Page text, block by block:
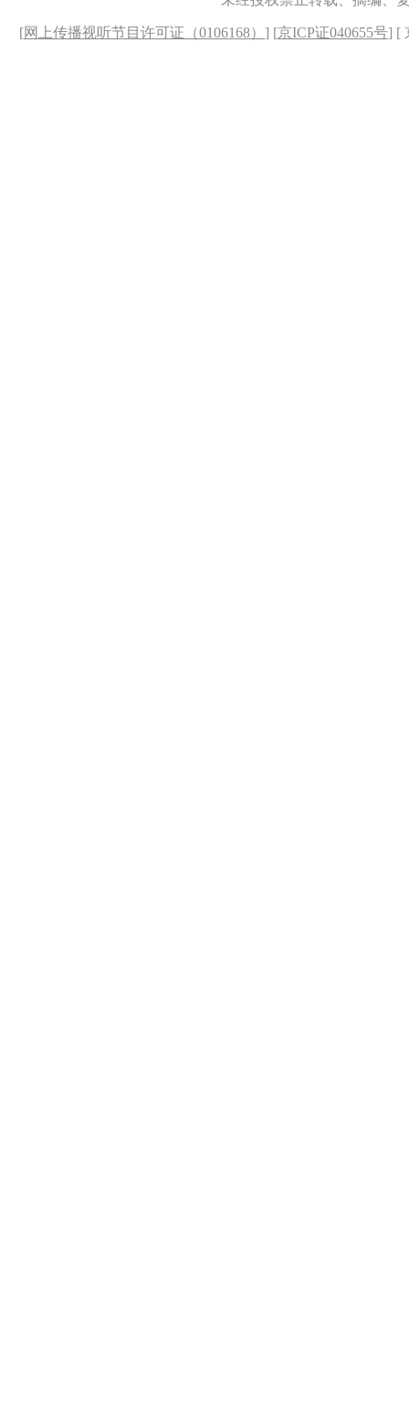
[网上传播视听节目许可证（0106168） ] [京ICP证040655号] [